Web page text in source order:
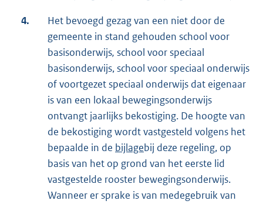
4.
Het bevoegd gezag van een niet door de
gemeente in stand gehouden school voor
basisonderwijs, school voor speciaal
basisonderwijs, school voor speciaal onderwijs
of voortgezet speciaal onderwijs dat eigenaar
is van een lokaal bewegingsonderwijs
ontvangt jaarlijks bekostiging. De hoogte van
de bekostiging wordt vastgesteld volgens het
bepaalde in de bijlagebij deze regeling, op
basis van het op grond van het eerste lid
vastgestelde rooster bewegingsonderwijs.
Wanneer er sprake is van medegebruik van